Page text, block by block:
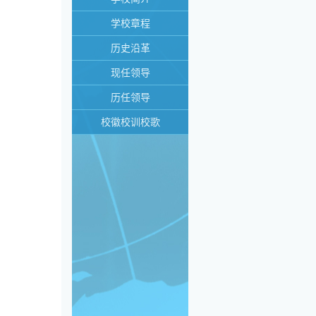
学校章程
历史沿革
现任领导
历任领导
校徽校训校歌